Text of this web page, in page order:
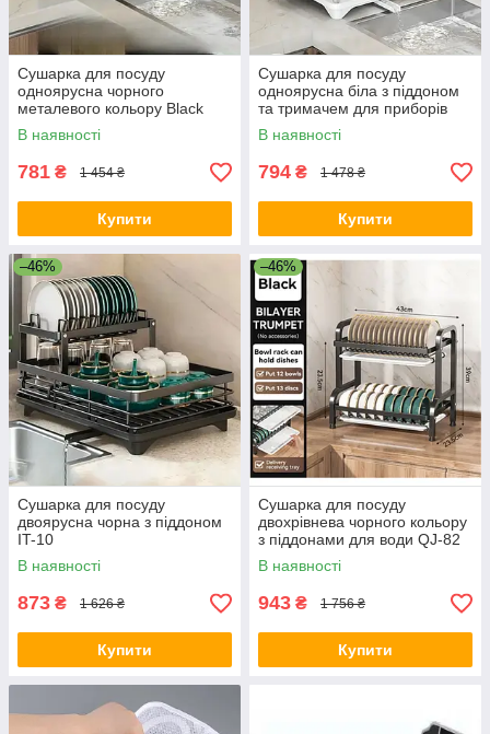
Сушарка для посуду
одноярусна чорного
металевого кольору Black
RO-96
В наявності
781 ₴ 1 454 ₴
Купити
Сушарка для посуду
одноярусна біла з піддоном
та тримачем для приборів
EV-22
В наявності
794 ₴ 1 478 ₴
Купити
–46%
Сушарка для посуду
двоярусна чорна з піддоном
IT-10
В наявності
873 ₴ 1 626 ₴
Купити
–46%
Сушарка для посуду
двохрівнева чорного кольору
з піддонами для води QJ-82
В наявності
943 ₴ 1 756 ₴
Купити